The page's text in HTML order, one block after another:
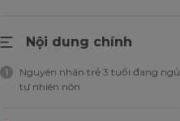
Nội dung chính
1
Nguyên nhân trẻ 3 tuổi đang ngủ
tự nhiên nôn